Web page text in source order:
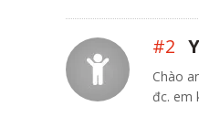
#2
Chào
đc. em